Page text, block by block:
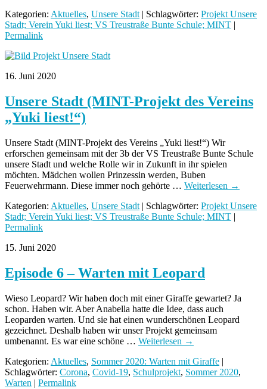
Kategorien: Aktuelles, Unsere Stadt| Schlagwörter: Projekt Unsere
Stadt; Verein Yuki liest; VS Treustraße Bunte Schule; MINT
Permalink
16. Juni 2020
Unsere Stadt (MINT-Projekt des Vereins
„Yuki liest!“)
Unsere Stadt (MINT-Projekt des Vereins „Yuki liest!“) Wir
erforschen gemeinsam mit der 3b der VS Treustraße Bunte Schule
unsere Stadt und welche Rolle wir in Zukunft in ihr spielen
möchten. Mädchen wollen Prinzessin werden, Buben
Feuerwehrmann. Diese immer noch gehörte … Weiterlesen →
Kategorien: Aktuelles, Unsere Stadt | Schlagwörter: Projekt Unsere
Stadt; Verein Yuki liest; VS Treustraße Bunte Schule; MINT |
Permalink
15. Juni 2020
Episode 6 – Warten mit Leopard
Wieso Leopard? Wir haben doch mit einer Giraffe gewartet? Ja
schon. Haben wir. Aber Anabella hatte die Idee, dass auch
Leoparden warten. Und sie hat einen wunderschönen Leopard
gezeichnet. Deshalb haben wir unser Projekt gemeinsam
umbenannt. Es war eine schöne … Weiterlesen →
Kategorien: Aktuelles, Sommer 2020: Warten mit Giraffe |
Schlagwörter: Corona, Covid-19, Schulprojekt, Sommer 2020,
Warten | Permalink